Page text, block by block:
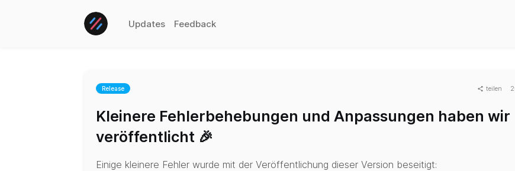
Updates Feedback
Release teilen
Kleinere Fehlerbehebungen und Anpassungen haben wir
veröffentlicht 🎉
Einige kleinere Fehler wurde mit der Veröffentlichung dieser Version beseitigt: